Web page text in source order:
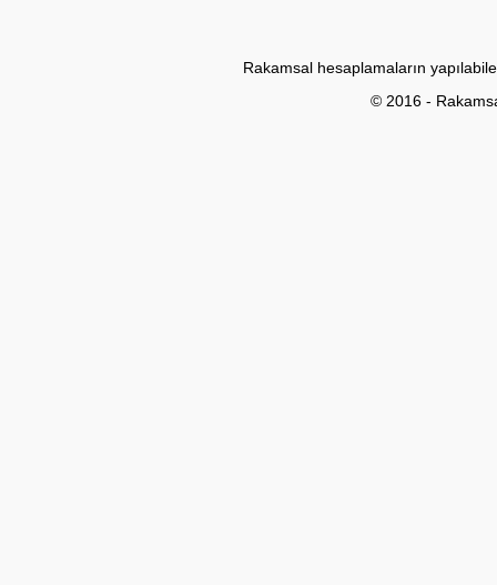
Rakamsal hesaplamaların
© 2016 -